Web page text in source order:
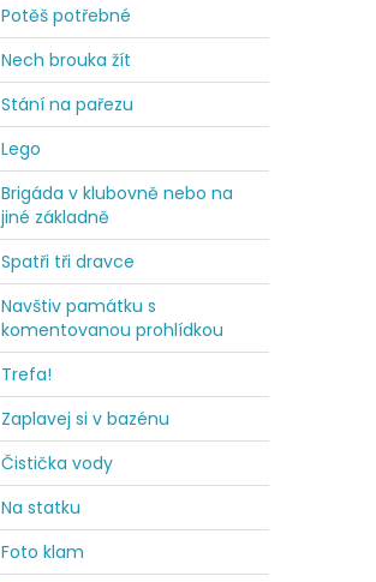
Potěš potřebné
Nech brouka žít
Stání na pařezu
Lego
Brigáda v klubovně nebo na
jiné základně
Spatři tři dravce
Navštiv památku s
komentovanou prohlídkou
Trefa!
Zaplavej si v bazénu
Čistička vody
Na statku
Foto klam